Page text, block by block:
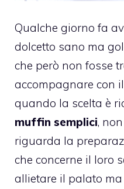
Qualche giorno fa
dolcetto sano ma
che però non fosse
accompagnare con il
quando la scelta è
muffin semplici,
riguarda la
che concerne il loro
allietare il palato